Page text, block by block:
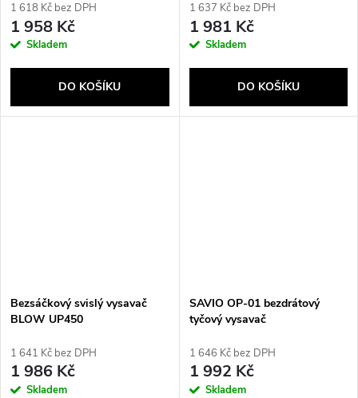
1 618 Kč bez DPH
1 958 Kč
Skladem
DO KOŠÍKU
1 637 Kč bez DPH
1 981 Kč
Skladem
DO KOŠÍKU
Bezsáčkový svislý vysavač
BLOW UP450
1 641 Kč bez DPH
1 986 Kč
Skladem
SAVIO OP-01 bezdrátový
tyčový vysavač
1 646 Kč bez DPH
1 992 Kč
Skladem